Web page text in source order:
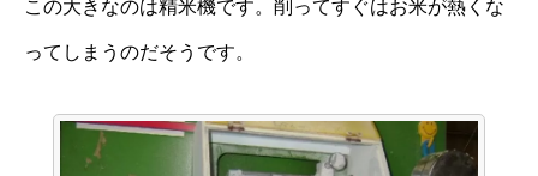
この大きなのは精米機です。削ってすぐはお米が熱くな
ってしまうのだそうです。